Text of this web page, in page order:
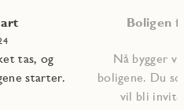
tas, og
starter.
Boligen
Nå bygger
boligene. Du
vil bli